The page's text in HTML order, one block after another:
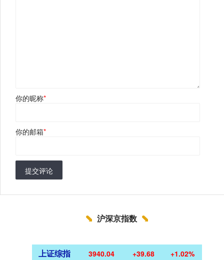
你的昵称*
你的邮箱*
提交评论
沪深京指数
上证综指 3940.04 +39.68 +1.02%